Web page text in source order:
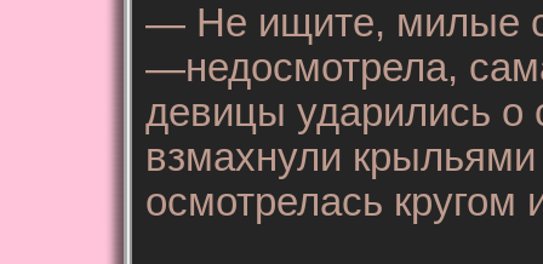
— Не ищите, милые
—недосмотрела,
девицы ударились о
взмахнули
осмотрелась кругом